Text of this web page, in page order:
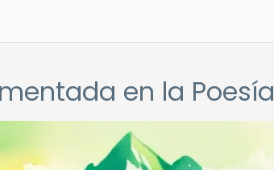
en la Poesía